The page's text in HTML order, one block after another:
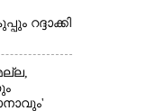
റദ്ദാക്കി